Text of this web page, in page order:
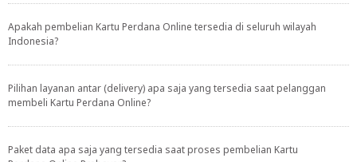
Apakah pembelian Kartu Perdana Online tersedia di seluruh wilayah
Indonesia?
Pilihan layanan antar (delivery) apa saja yang tersedia saat pelanggan
membeli Kartu Perdana Online?
Paket data apa saja yang tersedia saat proses pembelian Kartu